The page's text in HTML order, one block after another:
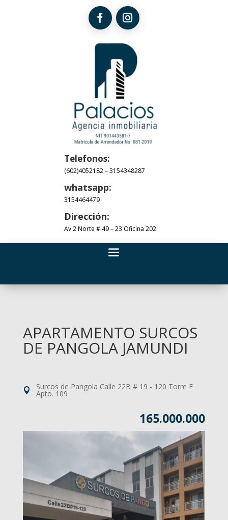
Telefonos:
(602)4052182–3154348287
whatsapp:
3154464479
Dirección:
Av 2 Norte # 49 – 23 Oficina 202
APARTAMENTO SURCOS
DE PANGOLA JAMUNDI
Surcos de Pangola Calle 22B # 19 - 120 Torre F
Apto. 109
165.000.000